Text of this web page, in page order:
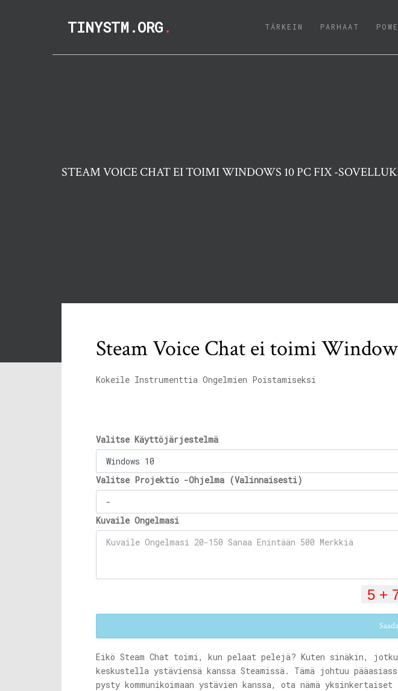
TINYSTM.ORG. TÄRKEIN (CURRENT)
PARHAAT
STEAM VOICE CHAT EI TOIMI WINDOWS 10 PC FIX -
Steam Voice Chat ei toimi
Kokeile Instrumenttia Ongelmien Poistamiseksi
Valitse Käyttöjärjestelmä
Valitse Projektio -Ohjelma (Valinnaisesti)
Kuvaile Ongelmasi
Eikö Steam Chat toimi, kun pelaat pelejä? Kuten sinäkin,
keskustella ystäviensä kanssa Steamissä. Tämä johtuu
pysty kommunikoimaan ystävien kanssa, ota nämä